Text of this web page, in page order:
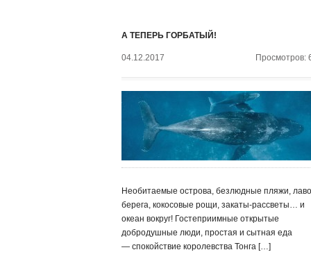
А ТЕПЕРЬ ГОРБАТЫЙ!
04.12.2017 Просмотров:
Необитаемые острова, безлюдные пляжи,
берега, кокосовые рощи, закаты-рассветы… и
океан вокруг! Гостеприимные открытые
добродушные люди, простая и сытная еда
— спокойствие королевства Тонга […]